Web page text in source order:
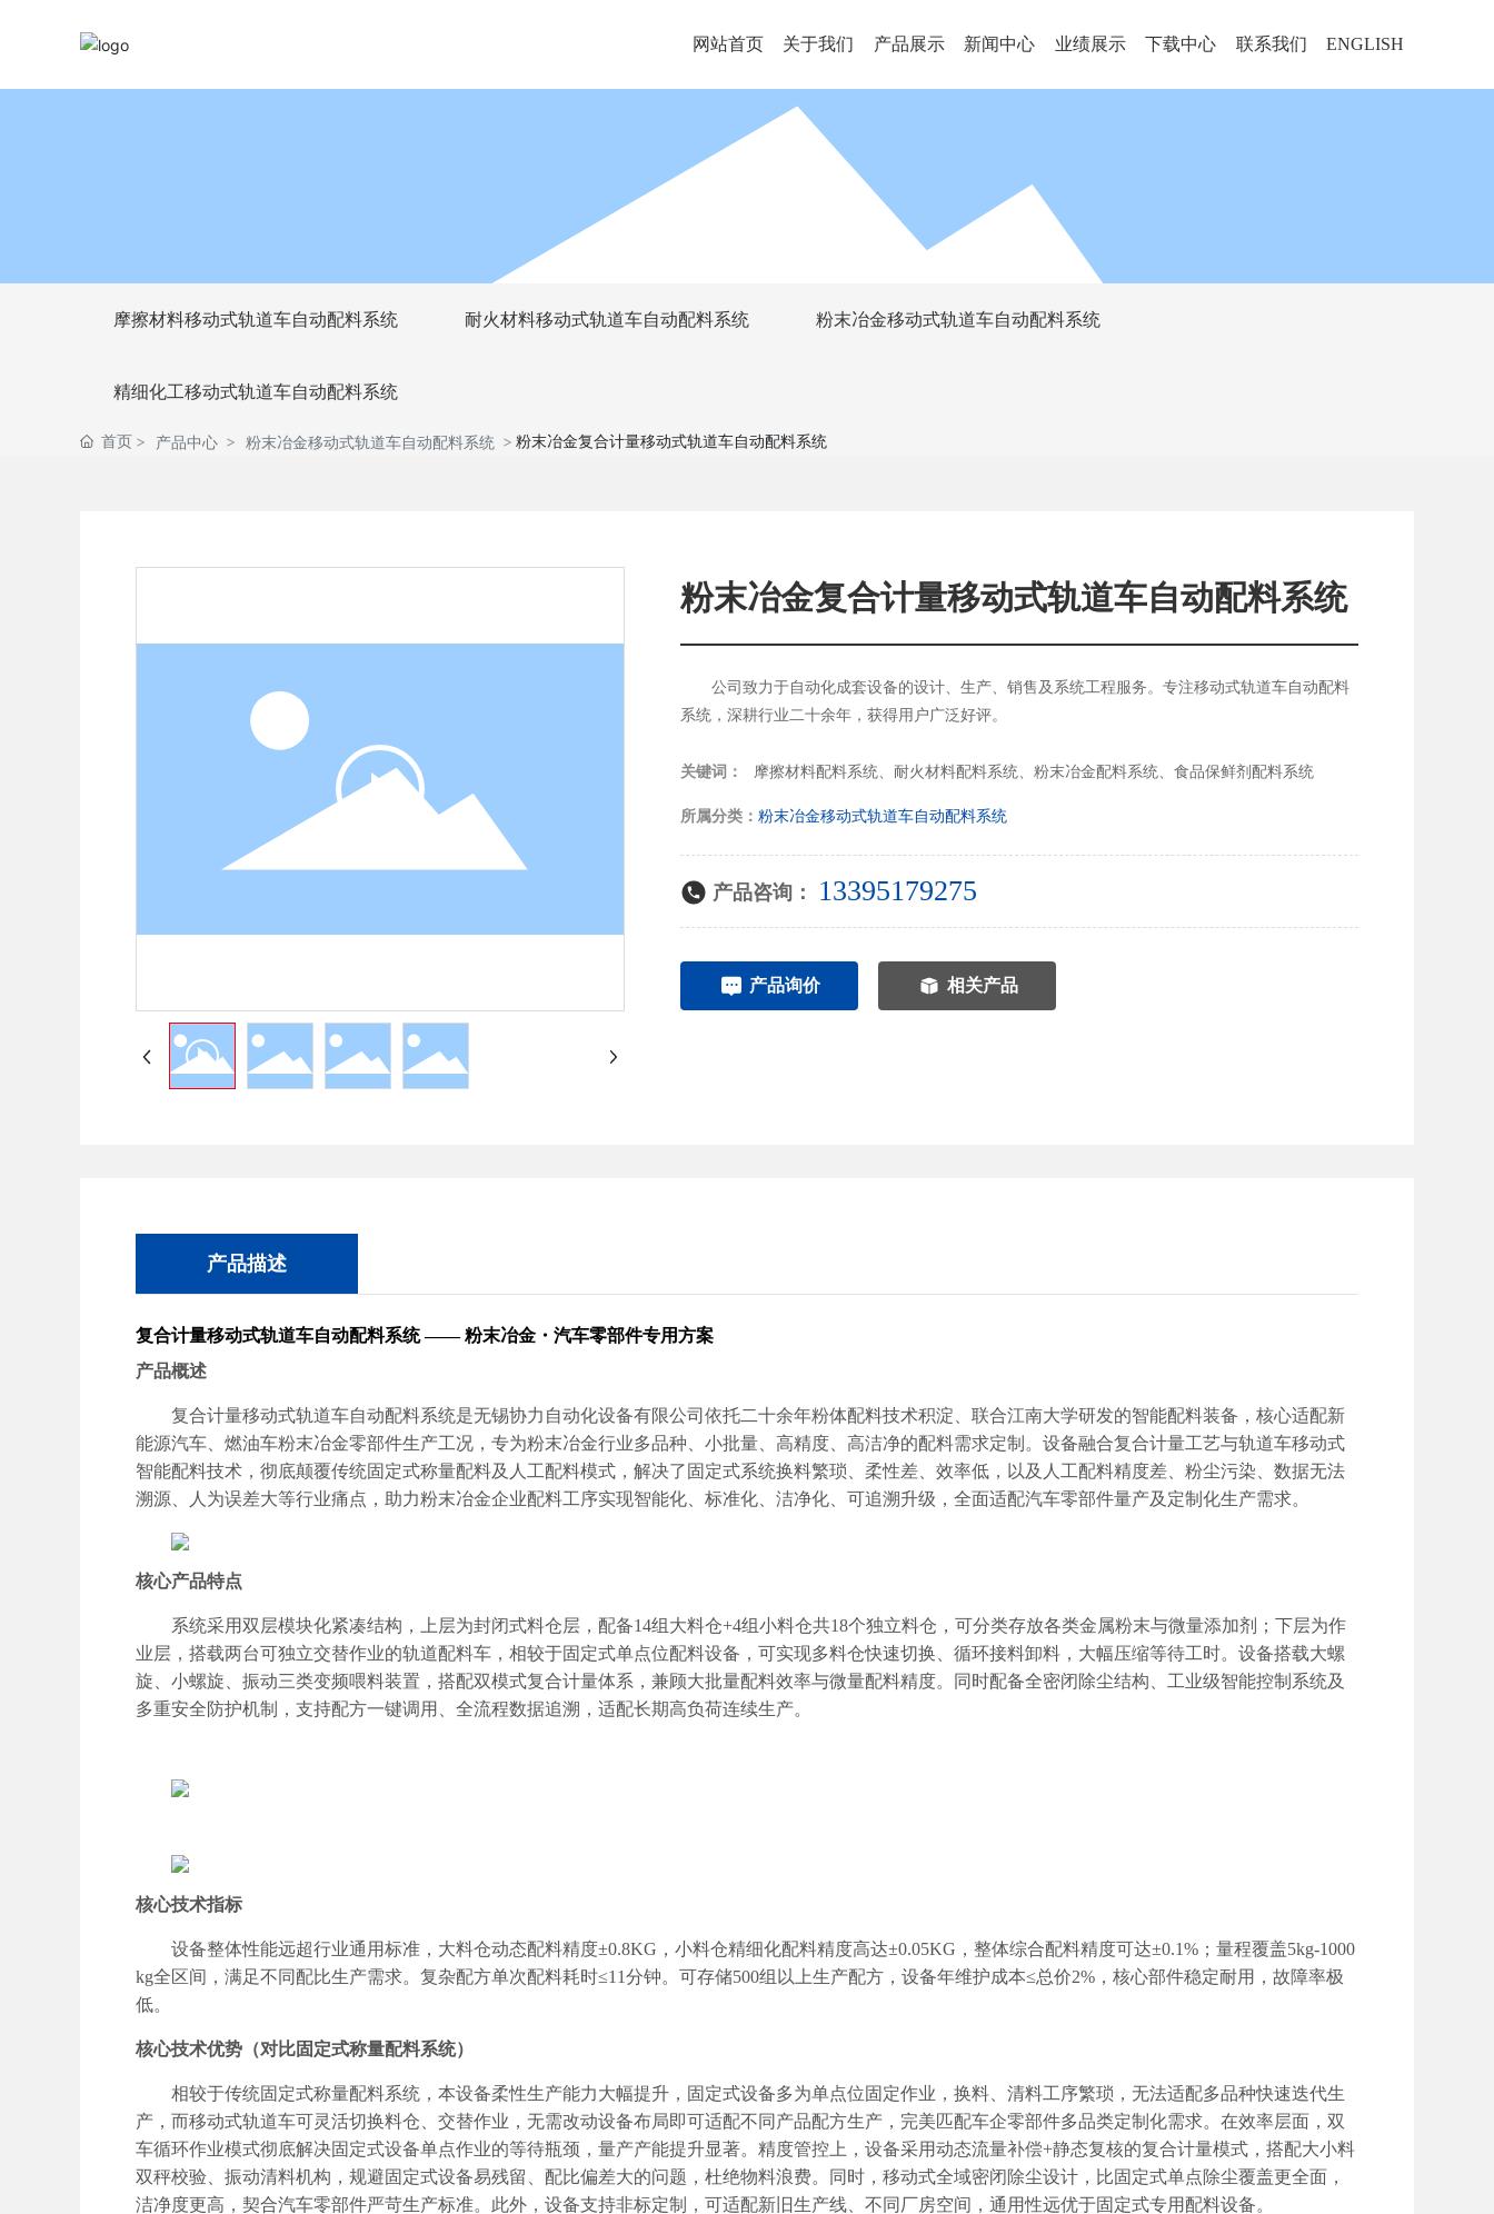
网站首页 关于我们 产品展示 新闻中心 业绩展示 下载中心 联系我们 ENGLISH
粉末冶金复合计量移动式轨道车自动配料系统
摩擦材料移动式轨道车自动配料系统 耐火材料移动式轨道车自动配料系统 粉末冶金移动式轨道车自动配料系统
精细化工移动式轨道车自动配料系统
首页 产品中心 粉末冶金移动式轨道车自动配料系统 粉末冶金复合计量移动式轨道车自动配料系统
粉末冶金复合计量移动式轨道车自动配料系统
公司致力于自动化成套设备的设计、生产、销售及系统工程服务。 专注移动式轨道车自动配料
系统，深耕行业二十余年，获得用户广泛好评。
关键词： 摩擦材料配料系统、耐火材料配料系统、粉末冶金配料系统、食品保鲜剂配料系统
所属分类： 粉末冶金移动式轨道车自动配料系统
产品咨询： 13395179275
产品询价 相关产品
产品描述
复合计量移动式轨道车自动配料系统——粉末冶金 ・ 汽车零部件专用方案
产品概述
复合计量移动式轨道车自动配料系统是无锡协力自动化设备有限公司依托二十余年粉体配料技术积淀、联合江南大学研发的智能配料装备，核心适配新
能源汽车、燃油车粉末冶金零部件生产工况，专为粉末冶金行业多品种、小批量、高精度、高洁净的配料需求定制。设备融合复合计量工艺与轨道车移动式
智能配料技术，彻底颠覆传统固定式称量配料及人工配料模式，解决了固定式系统换料繁琐、柔性差、效率低，以及人工配料精度差、粉尘污染、数据无法
溯源、人为误差大等行业痛点，助力粉末冶金企业配料工序实现智能化、标准化、洁净化、可追溯升级，全面适配汽车零部件量产及定制化生产需求。
核心产品特点
系统采用双层模块化紧凑结构，上层为封闭式料仓层，配备14组大料仓+4组小料仓共18个独立料仓，可分类存放各类金属粉末与微量添加剂；下层为作
业层，搭载两台可独立交替作业的轨道配料车，相较于固定式单点位配料设备，可实现多料仓快速切换、循环接料卸料，大幅压缩等待工时。设备搭载大螺
旋、小螺旋、振动三类变频喂料装置，搭配双模式复合计量体系，兼顾大批量配料效率与微量配料精度。同时配备全密闭除尘结构、工业级智能控制系统及
多重安全防护机制，支持配方一键调用、全流程数据追溯，适配长期高负荷连续生产。
核心技术指标
设备整体性能远超行业通用标准，大料仓动态配料精度±0.8KG ，小料仓精细化配料精度高达±0.05KG ，整体综合配料精度可达±0.1% ；量程覆盖5kg-1000
kg全区间，满足不同配比生产需求。复杂配方单次配料耗时≤11分钟。可存储500组以上生产配方，设备年维护成本≤总价2% ，核心部件稳定耐用，故障率极
低。
核心技术优势（对比固定式称量配料系统）
相较于传统固定式称量配料系统，本设备柔性生产能力大幅提升，固定式设备多为单点位固定作业，换料、清料工序繁琐，无法适配多品种快速迭代生
产，而移动式轨道车可灵活切换料仓、交替作业，无需改动设备布局即可适配不同产品配方生产，完美匹配车企零部件多品类定制化需求。在效率层面，双
车循环作业模式彻底解决固定式设备单点作业的等待瓶颈，量产产能提升显著。精度管控上，设备采用动态流量补偿+静态复核的复合计量模式，搭配大小料
双秤校验、振动清料机构，规避固定式设备易残留、配比偏差大的问题，杜绝物料浪费。同时，移动式全域密闭除尘设计，比固定式单点除尘覆盖更全面，
洁净度更高，契合汽车零部件严苛生产标准。此外，设备支持非标定制，可适配新旧生产线、不同厂房空间，通用性远优于固定式专用配料设备。